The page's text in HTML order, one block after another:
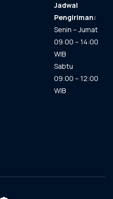
Jadwal
Pengiriman:
Senin – Jumat
09:00 – 14:00
WIB
Sabtu
09:00 – 12:00
WIB